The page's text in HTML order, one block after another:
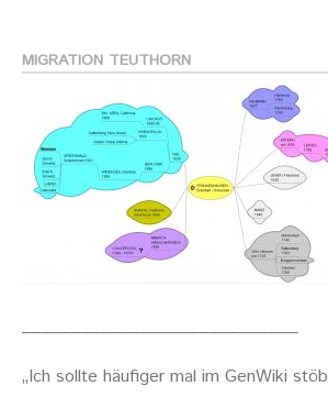
MIGRATION TEUTHORN
„Ich sollte häufiger mal im GenWiki